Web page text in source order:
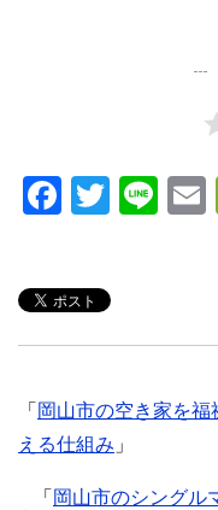
F
e
b
o
o
k
T
er
Li
「 岡山市の空き家を
える仕組み 」
「 岡山市のシングル